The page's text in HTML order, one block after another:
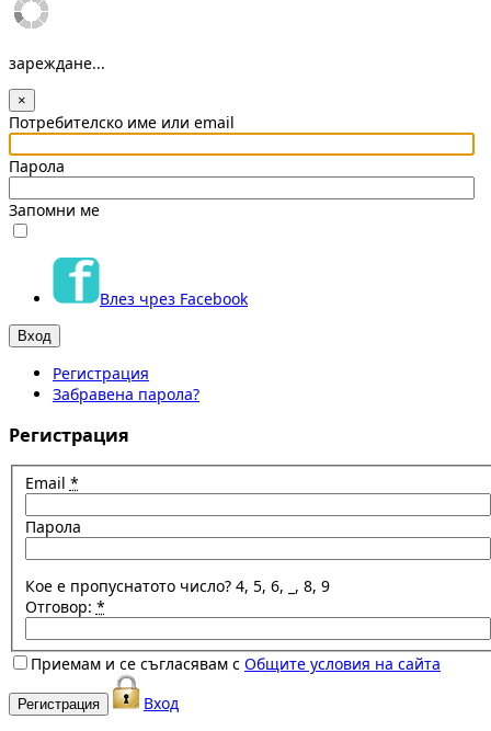
зареждане...
×
Потребителско име или email
Парола
Запомни ме
Влез чрез Facebook
Регистрация
Забравена парола?
Регистрация
Email *
Парола
Кое е пропуснатото число? 4, 5, 6, _, 8, 9
Отговор: *
Приемам и се съгласявам с Общите условия на сайта
Вход